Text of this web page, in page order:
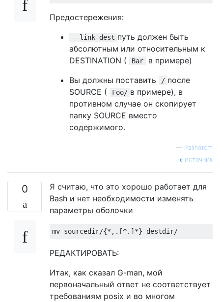
Предостережения:
--link-dest путь должен быть
абсолютным или относительным к
DESTINATION (
Bar
в примере)
Вы должны поставить
/ после
SOURCE (
Foo/ в примере), в
противном случае он скопирует
папку SOURCE вместо
содержимого.
— Palindrom
источник
0
Я считаю, что это хорошо работает для
Bash и нет необходимости изменять
параметры оболочки
mv sourcedir/{*,.[^.]*} destdir/
РЕДАКТИРОВАТЬ:
Итак, как сказал G-man, мой
первоначальный ответ не соответствует
требованиям posix и во многом